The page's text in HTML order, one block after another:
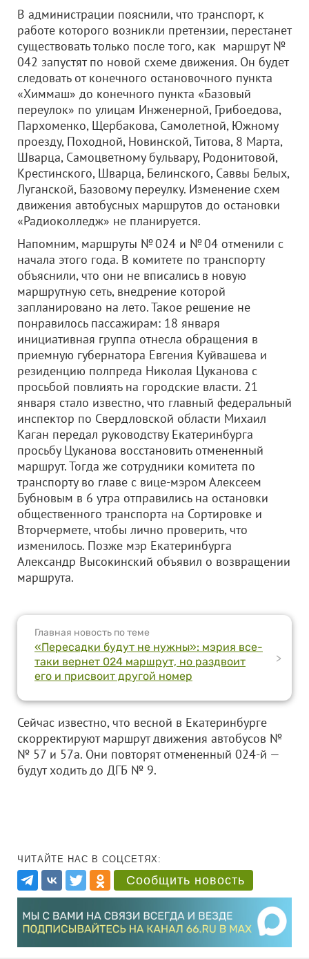
В администрации пояснили, что транспорт, к
работе которого возникли претензии, перестанет
существовать только после того, как маршрут №
042 запустят по новой схеме движения. Он будет
следовать от конечного остановочного пункта
«Химмаш» до конечного пункта «Базовый
переулок» по улицам Инженерной, Грибоедова,
Пархоменко, Щербакова, Самолетной, Южному
проезду, Походной, Новинской, Титова, 8 Марта,
Шварца, Самоцветному бульвару, Родонитовой,
Крестинского, Шварца, Белинского, Саввы Белых,
Луганской, Базовому переулку. Изменение схем
движения автобусных маршрутов до остановки
«Радиоколледж» не планируется.
Напомним, маршруты № 024 и № 04 отменили с
начала этого года. В комитете по транспорту
объяснили, что они не вписались в новую
маршрутную сеть, внедрение которой
запланировано на лето. Такое решение не
понравилось пассажирам: 18 января
инициативная группа отнесла обращения в
приемную губернатора Евгения Куйвашева и
резиденцию полпреда Николая Цуканова с
просьбой повлиять на городские власти. 21
января стало известно, что главный федеральный
инспектор по Свердловской области Михаил
Каган передал руководству Екатеринбурга
просьбу Цуканова восстановить отмененный
маршрут. Тогда же сотрудники комитета по
транспорту во главе с вице-мэром Алексеем
Бубновым в 6 утра отправились на остановки
общественного транспорта на Сортировке и
Вторчермете, чтобы лично проверить, что
изменилось. Позже мэр Екатеринбурга
Александр Высокинский объявил о возвращении
маршрута.
Главная новость по теме
«Пересадки будут не нужны»: мэрия все-
таки вернет 024 маршрут, но раздвоит
его и присвоит другой номер
>
Сейчас известно, что весной в Екатеринбурге
скорректируют маршрут движения автобусов №
№ 57 и 57а. Они повторят отмененный 024-й —
будут ходить до ДГБ № 9.
ЧИТАЙТЕ НАС В СОЦСЕТЯХ:
Сообщить новость